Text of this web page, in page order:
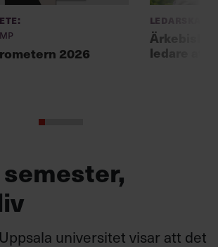
2026
Ledarskap
ledare att
universitet visar att det